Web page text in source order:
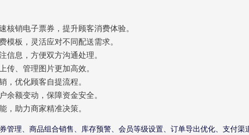
核销电子票券，提升顾客消费体验。
模板，灵活应对不同配送需求。
信息，方便双方沟通处理。
传、管理图片更加高效。
，优化顾客自提流程。
余额变动，保障资金安全。
，助力商家精准决策。
管理、商品组合销售、库存预警、会员等级设置、订单导出优化、支付